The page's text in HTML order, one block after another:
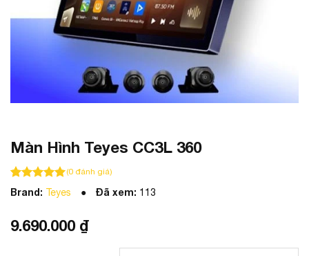
Màn Hình Teyes CC3L 360
100trên 5 dựa trên
100 đánh giá
(0đánh giá)
Brand: Teyes Đã xem: 113
9.690.000 ₫